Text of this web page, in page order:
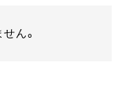
ん。